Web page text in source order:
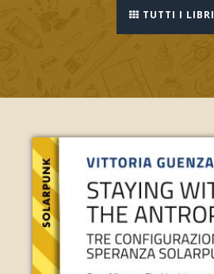
TUTTI I LIBRI